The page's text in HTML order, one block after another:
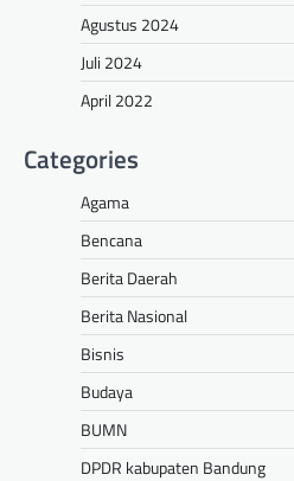
Agustus 2024
Juli 2024
April 2022
Categories
Agama
Bencana
Berita Daerah
Berita Nasional
Bisnis
Budaya
BUMN
DPDR kabupaten Bandung